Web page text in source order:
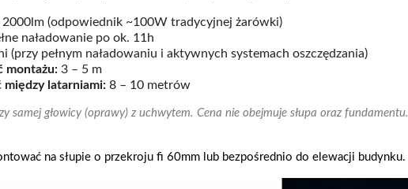
2000lm (odpowiednik ~100W tradycyjnej żarówki)
naładowanie po ok. 11h
(przy pełnym naładowaniu i aktywnych systemach oszczędzania)
montażu: 3 – 5 m
między latarniami: 8 – 10 metrów
samej głowicy (oprawy) z uchwytem. Cena nie obejmuje słupa oraz fundamentu.
na słupie o przekroju fi 60mm lub bezpośrednio do elewacji budynku.